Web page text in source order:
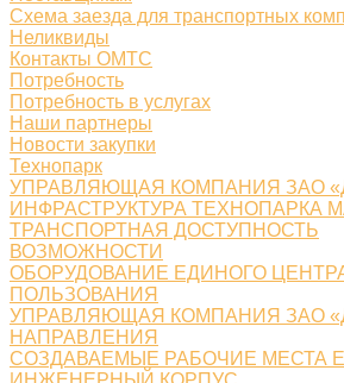
Схема заезда для транспортных
Неликвиды
Контакты ОМТС
Потребность
Потребность в услугах
Наши партнеры
Новости закупки
Технопарк
УПРАВЛЯЮЩАЯ КОМПАНИЯ ЗАО
ИНФРАСТРУКТУРА ТЕХНОПАРКА
ТРАНСПОРТНАЯ ДОСТУПНОСТЬ
ВОЗМОЖНОСТИ
ОБОРУДОВАНИЕ ЕДИНОГО
ПОЛЬЗОВАНИЯ
УПРАВЛЯЮЩАЯ КОМПАНИЯ ЗАО
НАПРАВЛЕНИЯ
СОЗДАВАЕМЫЕ РАБОЧИЕ МЕСТА